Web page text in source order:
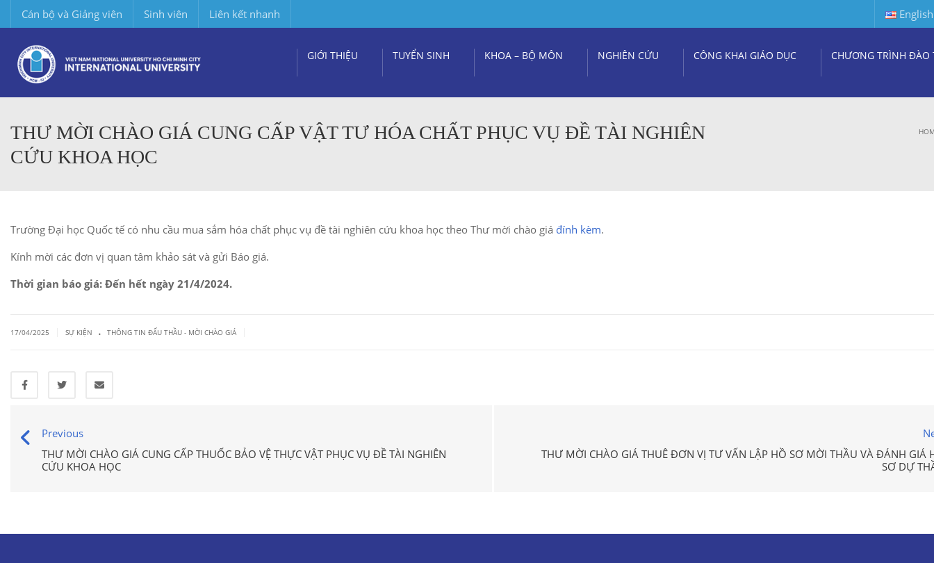
Cán bộ và Giảng viên Sinh viên Liên kết nhanh English
GIỚI THIỆU TUYỂN SINH KHOA – BỘ MÔN NGHIÊN CỨU CÔNG KHAI GIÁO DỤC CHƯƠNG TRÌNH ĐÀO
THƯ MỜI CHÀO GIÁ CUNG CẤP VẬT TƯ HÓA CHẤT PHỤC VỤ ĐỀ TÀI NGHIÊN
CỨU KHOA HỌC
Trường Đại học Quốc tế có nhu cầu mua sắm hóa chất phục vụ đề tài nghiên cứu khoa học theo Thư mời chào giá đính kèm.
Kính mời các đơn vị quan tâm khảo sát và gửi Báo giá.
Thời gian báo giá: Đến hết ngày 21/4/2024.
17/04/2025 SỰ KIỆN . THÔNG TIN ĐẤU THẦU - MỜI CHÀO GIÁ
Previous
THƯ MỜI CHÀO GIÁ CUNG CẤP THUỐC BẢO VỆ THỰC VẬT PHỤC VỤ ĐỀ TÀI NGHIÊN
CỨU KHOA HỌC
THƯ MỜI CHÀO GIÁ THUÊ ĐƠN VỊ TƯ VẤN LẬP HỒ SƠ MỜI THẦU VÀ ĐÁNH GIÁ
SƠ DỰ